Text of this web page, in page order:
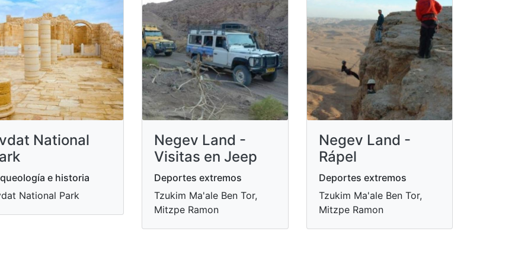
National
e historia
National Park
Negev Land -
Visitas en Jeep
Deportes extremos
Tzukim Ma'ale Ben Tor,
Mitzpe Ramon
Negev Land -
Rápel
Deportes extremos
Tzukim Ma'ale Ben Tor,
Mitzpe Ramon